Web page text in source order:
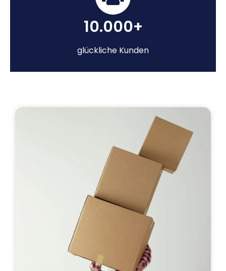
10.000+
glückliche Kunden